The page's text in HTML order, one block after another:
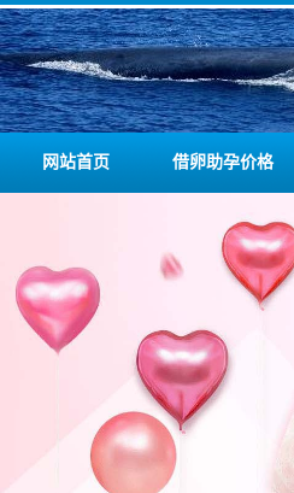
网站首页 借卵助孕价格